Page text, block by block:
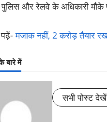
और रेलवे के अधिकारी मौके
पढ़ें-मजाक नहीं, 2 करोड़ तैयार
में
सभी पोस्ट देखें